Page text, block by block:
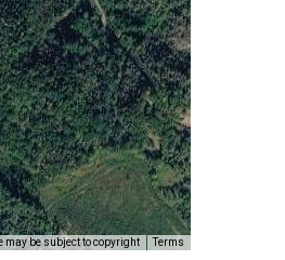
may be subject to copyright Terms